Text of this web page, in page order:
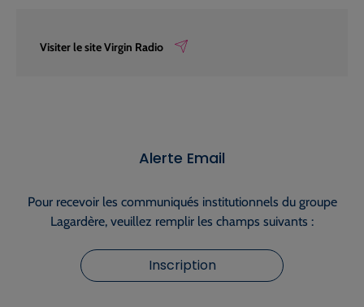
Visiter le site Virgin Radio
Alerte Email
Pour recevoir les communiqués institutionnels du groupe
Lagardère, veuillez remplir les champs suivants :
Inscription